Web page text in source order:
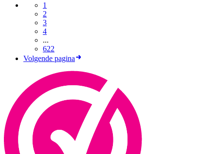
1
2
3
4
...
622
Volgende pagina